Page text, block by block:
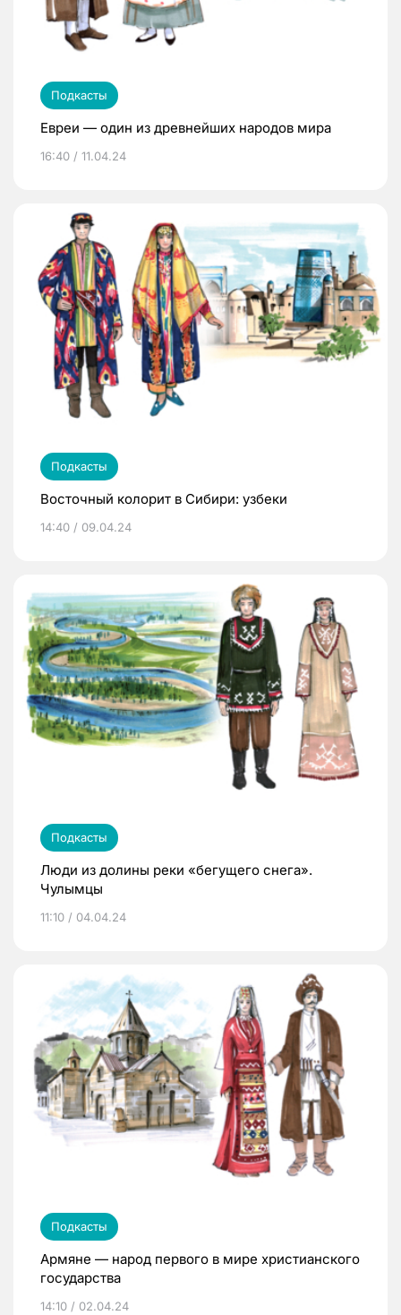
Подкасты
Евреи — один из древнейших народов мира
16:40 / 11.04.24
Подкасты
Восточный колорит в Сибири: узбеки
14:40 / 09.04.24
Подкасты
Люди из долины реки «бегущего снега».
Чулымцы
11:10 / 04.04.24
Подкасты
Армяне — народ первого в мире христианского
государства
14:10 / 02.04.24